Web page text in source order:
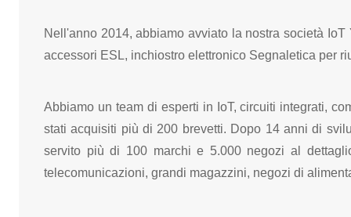
Nell'anno 2014, abbiamo avviato la nostra società
accessori ESL, inchiostro elettronico Segnaletica per
Abbiamo un team di esperti in IoT, circuiti integrati,
stati acquisiti più di 200 brevetti. Dopo 14 anni di
servito più di 100 marchi e 5.000 negozi al
telecomunicazioni, grandi magazzini, negozi di